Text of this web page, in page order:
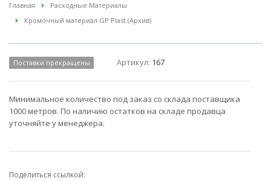
Главная
Расходные Материалы
Кромочный материал GP Plast (Архив)
Поставки прекращены Артикул: 167
Минимальное количество под заказ со склада поставщика
1000 метров. По наличию остатков на складе продавца
уточняйте у менеджера.
Поделиться ссылкой: